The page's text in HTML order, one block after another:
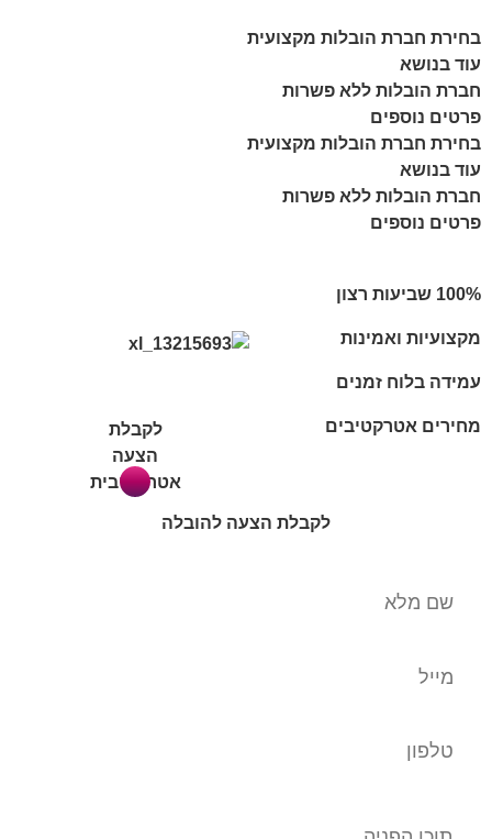
בחירת חברת הובלות מקצועית
עוד בנושא
חברת הובלות ללא פשרות
פרטים נוספים
בחירת חברת הובלות מקצועית
עוד בנושא
חברת הובלות ללא פשרות
פרטים נוספים
מקצועיות ואמינות
עמידה בלוח זמנים
מחירים אטרקטיבים
לקבלת
הצעה
אטרקטיבית
לקבלת הצעה להובלה